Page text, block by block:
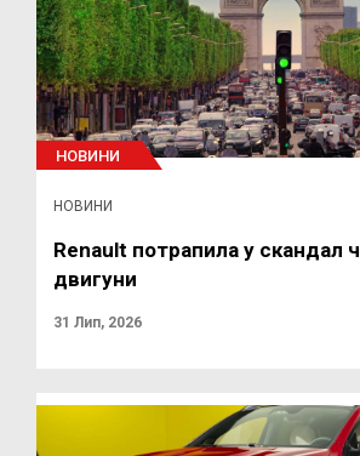
НОВИНИ
НОВИНИ
Renault потрапила у скандал
двигуни
31 Лип, 2026